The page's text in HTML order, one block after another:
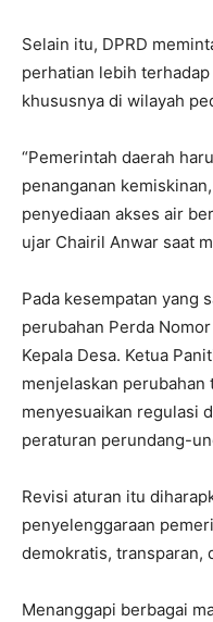
Selain itu, DPRD
perhatian lebih
khususnya di wilayah
“Pemerintah daerah
penanganan
penyediaan akses air
ujar Chairil Anwar saat
Pada kesempatan yang
perubahan Perda
Kepala Desa. Ketua
menjelaskan
menyesuaikan regulasi
peraturan perundang-
Revisi aturan itu
penyelenggaraan
demokratis, transparan,
Menanggapi berbagai